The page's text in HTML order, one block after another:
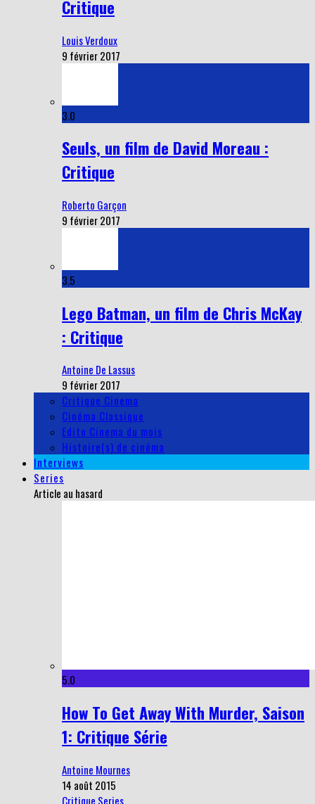
Critique
Louis Verdoux
9 février 2017
3.0
Seuls, un film de David Moreau :
Critique
Roberto Garçon
9 février 2017
3.5
Lego Batman, un film de Chris McKay
: Critique
Antoine De Lassus
9 février 2017
Critique Cinema
Cinéma Classique
Edito Cinema du mois
Histoire(s) de cinéma
Interviews
Series
Article au hasard
5.0
How To Get Away With Murder, Saison
1: Critique Série
Antoine Mournes
14 août 2015
Critique Series